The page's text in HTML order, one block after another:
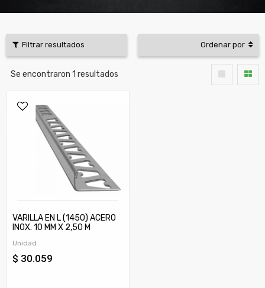
Filtrar resultados Ordenar por
Se encontraron 1 resultados
VARILLA EN L (1450) ACERO
INOX. 10 MM X 2,50 M
Unidad
$ 30.059